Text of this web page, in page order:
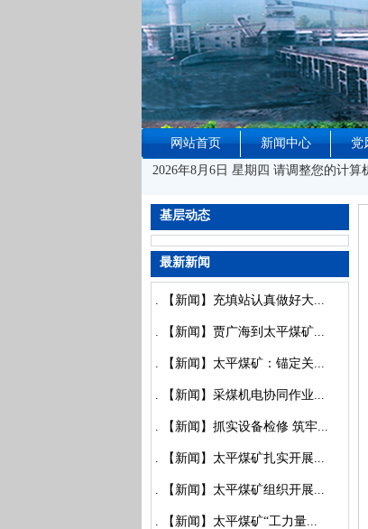
网站首页 新闻中心 党
2026年8月6日 星期四 请调整您的计算
基层动态
最新新闻
. 【新闻】充填站认真做好大...
. 【新闻】贾广海到太平煤矿...
. 【新闻】太平煤矿：锚定关...
. 【新闻】采煤机电协同作业...
. 【新闻】抓实设备检修 筑牢...
. 【新闻】太平煤矿扎实开展...
. 【新闻】太平煤矿组织开展...
. 【新闻】太平煤矿“工力量...